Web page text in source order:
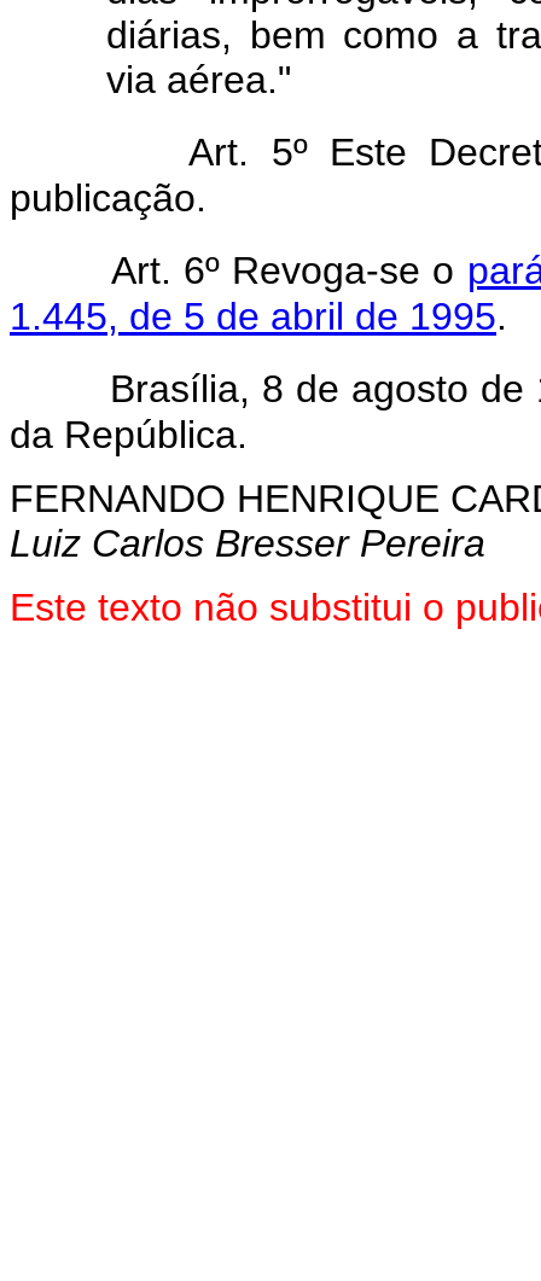
diárias, bem como a
via aérea."
Art. 5º Este
publicação.
Art. 6º Revoga-se o
1.445, de 5 de abril de 1995.
Brasília, 8 de agosto de
da República.
FERNANDO HENRIQUE
Luiz Carlos Bresser Pereira
Este texto não substitui o